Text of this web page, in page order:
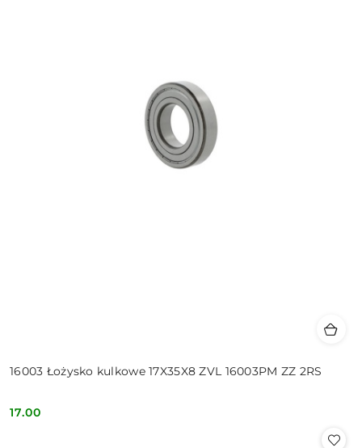
16003 Łożysko kulkowe 17X35X8 ZVL 16003PM ZZ 2RS
Cena:
17.00